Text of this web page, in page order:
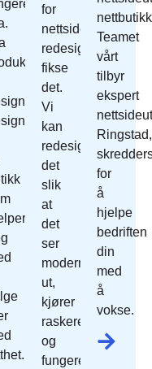
for
nettside
redesign
fikse
det.
Vi
kan
redesign
det
slik
at
det
ser
moderne
ut,
kjører
raskere
og
fungerer
Teamet
vårt
tilbyr
ekspert
Ringstad,
for
å
hjelpe
bedriften
din
med
å
vokse.